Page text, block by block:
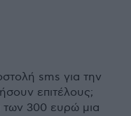
sms για την
επιτέλους;
300 ευρώ μια